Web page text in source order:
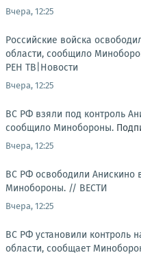
Вчера, 12:25
Российские войска
области, сообщило
РЕН ТВ|Новости
Вчера, 12:25
ВС РФ взяли под контроль
сообщило Минобороны.
Вчера, 12:25
ВС РФ освободили Анискино
Минобороны. // ВЕСТИ
Вчера, 12:25
ВС РФ установили контроль
области, сообщает